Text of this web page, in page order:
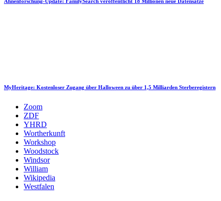
MyHeritage: Kostenloser Zugang über Halloween zu über 1,5 Milliarden Sterberegistern
Zoom
ZDF
YHRD
Wortherkunft
Workshop
Woodstock
Windsor
William
Wikipedia
Westfalen